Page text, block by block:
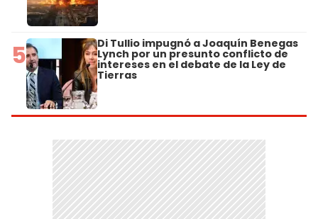
5 Di Tullio impugnó a Joaquín Benegas
Lynch por un presunto conflicto de
intereses en el debate de la Ley de
Tierras